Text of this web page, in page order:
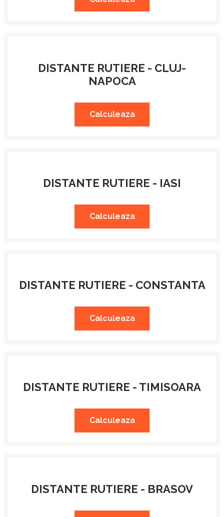
DISTANTE RUTIERE - CLUJ-
NAPOCA
Calculeaza
DISTANTE RUTIERE - IASI
Calculeaza
DISTANTE RUTIERE - CONSTANTA
Calculeaza
DISTANTE RUTIERE - TIMISOARA
Calculeaza
DISTANTE RUTIERE - BRASOV